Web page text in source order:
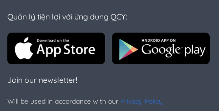
Quản lý tiện lợi với ứng dụng QCY:
Join our newsletter!
Will be used in accordance with our Privacy Policy